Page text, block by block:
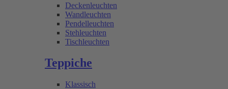
Deckenleuchten
Wandleuchten
Pendelleuchten
Stehleuchten
Tischleuchten
Teppiche
Klassisch